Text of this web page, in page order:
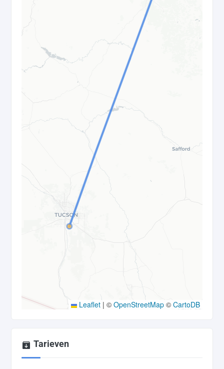
Leaflet | © OpenStreetMap © CartoDB
Tarieven